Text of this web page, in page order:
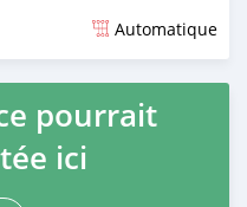
Automatique
pourrait
ici